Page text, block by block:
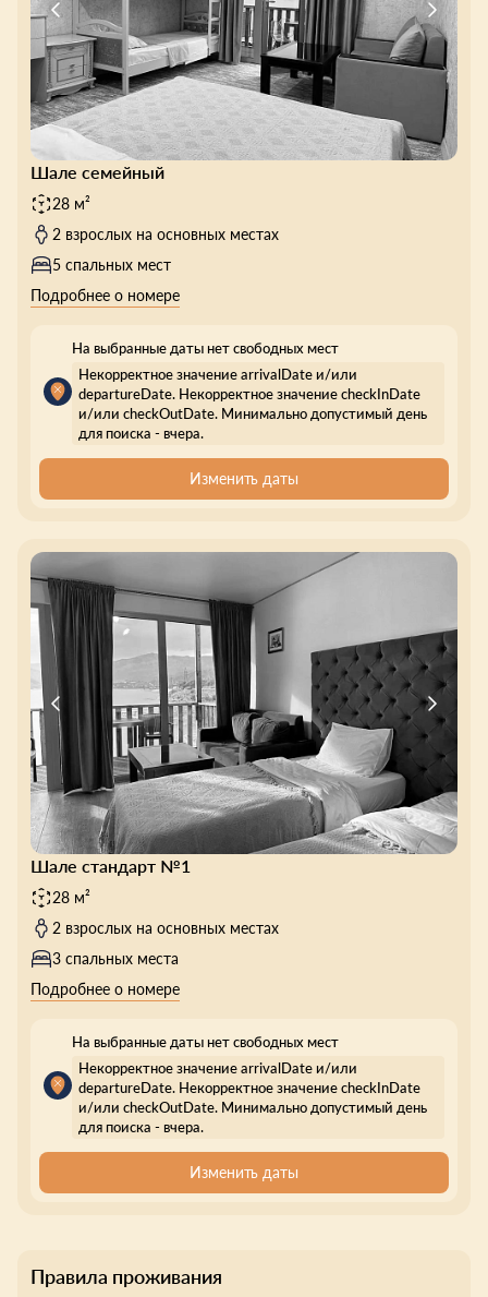
Шале семейный
28 м²
2 взрослых на основных местах
5 спальных мест
Подробнее о номере
На выбранные даты нет свободных мест
Некорректное значение arrivalDate и/или
departureDate. Некорректное значение checkInDate
и/или checkOutDate. Минимально допустимый день
для поиска - вчера.
Изменить даты
Шале стандарт №1
28 м²
2 взрослых на основных местах
3 спальных места
Подробнее о номере
На выбранные даты нет свободных мест
Некорректное значение arrivalDate и/или
departureDate. Некорректное значение checkInDate
и/или checkOutDate. Минимально допустимый день
для поиска - вчера.
Изменить даты
Правила проживания